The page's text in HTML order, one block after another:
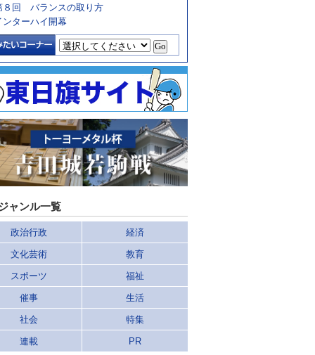
８回 バランスの取り方
ンターハイ開幕
ャンル一覧
政治行政 経済
文化芸術 教育
スポーツ 福祉
催事 生活
社会 特集
連載 PR